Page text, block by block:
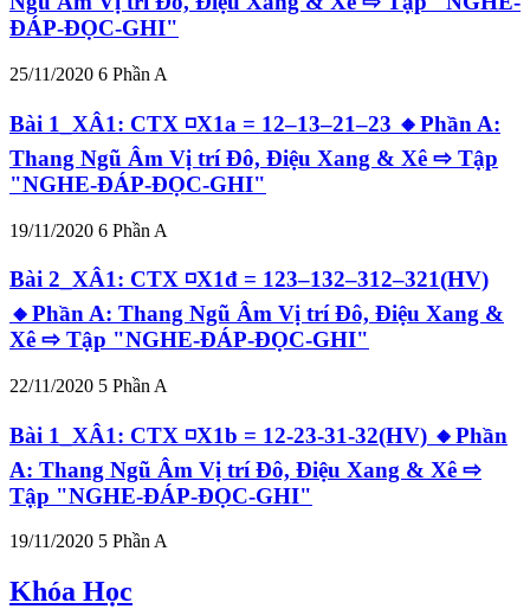
ĐÁP-ĐỌC-GHI"
25/11/2020 6 Phần A
Bài 1_XÂ1: CTX ◽X1a = 12–13–21–23 🔸Phần A:
Thang Ngũ Âm Vị trí Đô, Điệu Xang & Xê ⇨ Tập
"NGHE-ĐÁP-ĐỌC-GHI"
19/11/2020 6 Phần A
Bài 2_XÂ1: CTX ◽X1đ = 123–132–312–321(HV)
🔸Phần A: Thang Ngũ Âm Vị trí Đô, Điệu Xang &
Xê ⇨ Tập "NGHE-ĐÁP-ĐỌC-GHI"
22/11/2020 5 Phần A
Bài 1_XÂ1: CTX ◽X1b = 12-23-31-32(HV) 🔸Phần
A: Thang Ngũ Âm Vị trí Đô, Điệu Xang & Xê ⇨
Tập "NGHE-ĐÁP-ĐỌC-GHI"
19/11/2020 5 Phần A
Khóa Học